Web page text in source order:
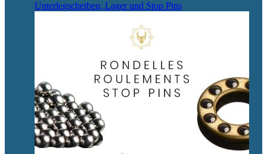
Unterlegscheiben, Lager und Stop Pins